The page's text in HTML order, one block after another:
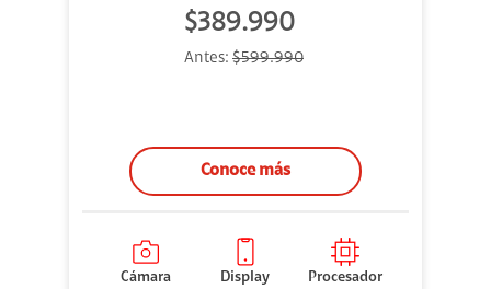
$389.990
Antes: $599.990
Conoce más
Cámara
Display
Procesador